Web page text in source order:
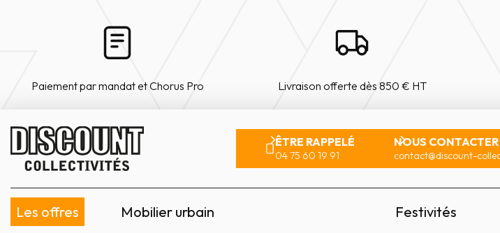
Paiement par mandat et Chorus Pro Livraison offerte dès 850 € HT
ÊTRE RAPPELÉ
04 75 60 19 91
NOUS CONTACTER
contact@discount-
Les offres Mobilier urbain Festivités